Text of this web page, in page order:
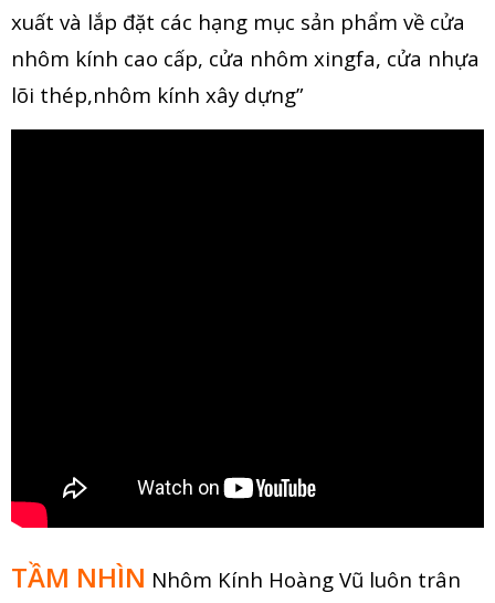
xuất và lắp đặt các hạng mục sản phẩm về cửa
nhôm kính cao cấp, cửa nhôm xingfa, cửa nhựa
lõi thép,nhôm kính xây dựng”
TẦM NHÌN Nhôm Kính Hoàng Vũ luôn trân